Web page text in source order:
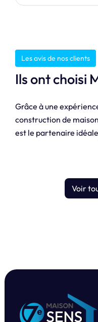
Les avis de nos clients
Ils ont choisi
Grâce à une
construction de
est le partenaire
Voir